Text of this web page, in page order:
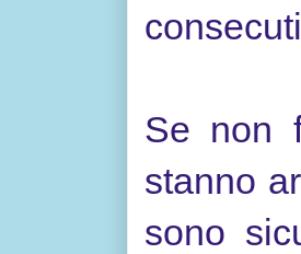
Se non
stanno
sono